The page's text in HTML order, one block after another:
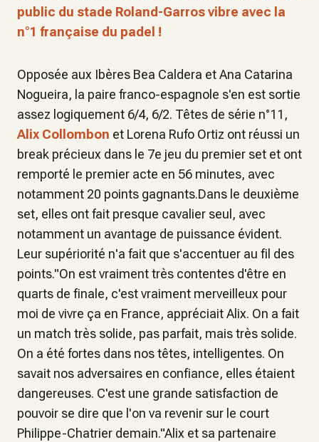
public du stade Roland-Garros vibre avec la
n°1 française du padel !
Opposée aux Ibères Bea Caldera et Ana Catarina
Nogueira, la paire franco-espagnole s'en est sortie
assez logiquement 6/4, 6/2. Têtes de série n°11,
Alix Collombon et Lorena Rufo Ortiz ont réussi un
break précieux dans le 7e jeu du premier set et ont
remporté le premier acte en 56 minutes, avec
notamment 20 points gagnants.Dans le deuxième
set, elles ont fait presque cavalier seul, avec
notamment un avantage de puissance évident.
Leur supériorité n'a fait que s'accentuer au fil des
points."On est vraiment très contentes d'être en
quarts de finale, c'est vraiment merveilleux pour
moi de vivre ça en France, appréciait Alix. On a fait
un match très solide, pas parfait, mais très solide.
On a été fortes dans nos têtes, intelligentes. On
savait nos adversaires en confiance, elles étaient
dangereuses. C'est une grande satisfaction de
pouvoir se dire que l'on va revenir sur le court
Philippe-Chatrier demain."Alix et sa partenaire